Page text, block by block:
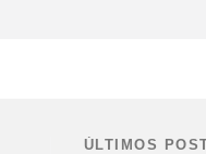
ÚLTIMOS